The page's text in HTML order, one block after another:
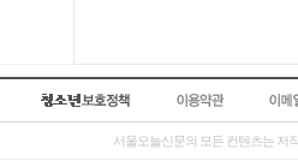
서울오늘신문의 모든 컨텐츠는 저